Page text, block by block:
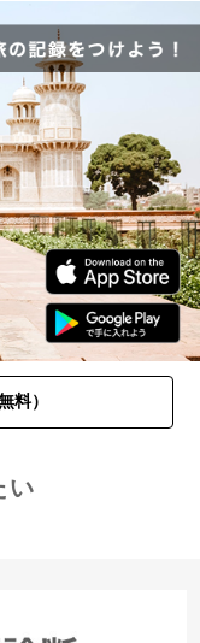
料）
い